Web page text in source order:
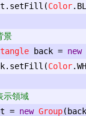
. setFill (Color.
景
back = new
. setFill (Color.
領域
= new Group(back